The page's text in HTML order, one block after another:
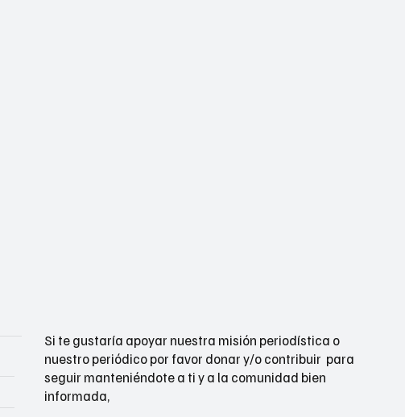
Si te gustaría apoyar nuestra misión periodística o
nuestro periódico por favor donar y/o contribuir para
seguir manteniéndote a ti y a la comunidad bien
informada,